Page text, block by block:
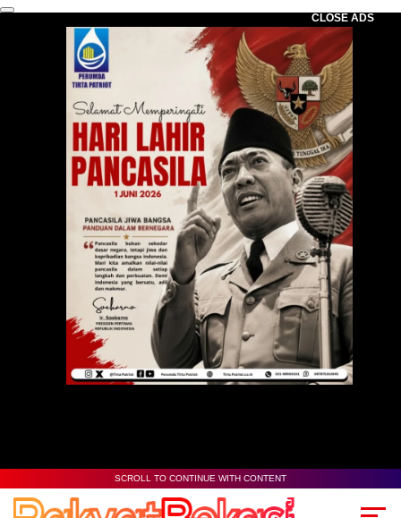
CLOSE ADS
SCROLL TO CONTINUE WITH CONTENT